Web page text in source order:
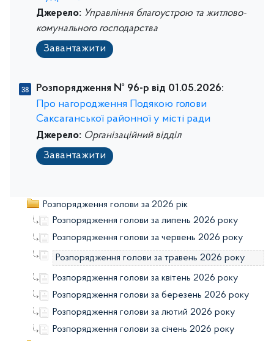
Джерело: Управління благоустрою та житлово-
комунального господарства
Завантажити
Розпорядження № 96-р від 01.05.2026:
Про нагородження Подякою голови
Саксаганської районної у місті ради
Джерело: Організаційний відділ
Завантажити
Розпорядження голови за 2026 рік
Розпорядження голови за липень 2026 року
Розпорядження голови за червень 2026 року
Розпорядження голови за травень 2026 року
Розпорядження голови за квітень 2026 року
Розпорядження голови за березень 2026 року
Розпорядження голови за лютий 2026 року
Розпорядження голови за січень 2026 року